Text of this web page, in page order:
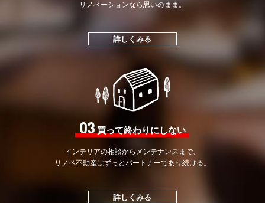
リノベーションなら思いのまま。
詳しくみる
03買って終わりにしない
インテリアの相談から メンテナンスまで、
リノベ不動産はずっとパートナーであり続ける。
詳しくみる